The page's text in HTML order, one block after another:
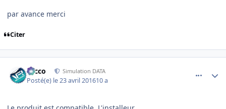
par avance merci
Citer
Nicco Simulation DATA
Posté(e) le 23 avril 201610 a